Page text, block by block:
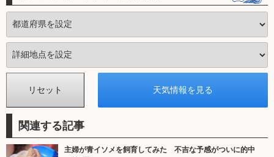
関連する記事
主婦が青イソメを飼育してみた 不吉な予感がついに的中